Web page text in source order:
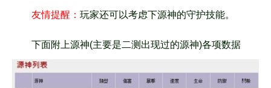
友情提醒： 玩家还可以考虑下源神的守护技能。
下面附上源神(主要是二测出现过的源神)各项数据